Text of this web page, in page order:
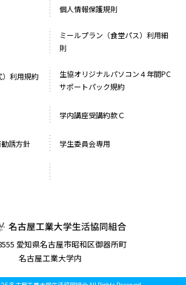
個人情報保護規則
ミールプラン（食堂パス）利用細
則
）利用規約
生協オリジナルパソコン４年間PC
サポートパック規約
学内講座受講約款Ｃ
誘方針 学生委員会専用
愛知県名古屋市昭和区御器所町
名古屋工業大学内